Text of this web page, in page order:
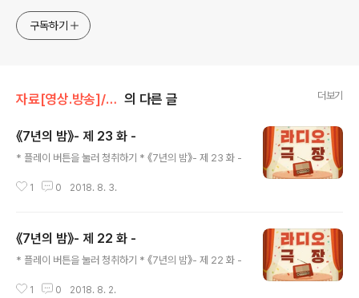
구독하기
자료[영상.방송]/라디오극장 의 다른 글 더보기
《7년의 밤》- 제 23 화 -
* 플레이 버튼을 눌러 청취하기 * 《7년의 밤》- 제 23 화 -
1 0 2018. 8. 3.
《7년의 밤》- 제 22 화 -
* 플레이 버튼을 눌러 청취하기 * 《7년의 밤》- 제 22 화 -
1 0 2018. 8. 2.